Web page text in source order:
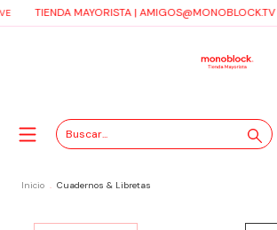
TIENDA MAYORISTA |AMIGOS@MONOBLOCK.TV|
Inicio . Cuadernos & Libretas